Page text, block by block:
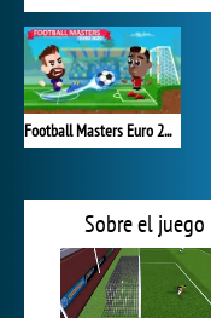
Football Masters Euro 2020
Sobre el juego